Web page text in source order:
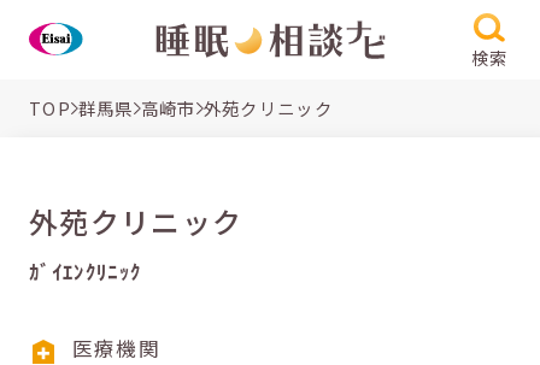
検索
TOP 群馬県 高崎市 外苑クリニック
外苑クリニック
ｶﾞｲｴﾝｸﾘﾆｯｸ
医療機関